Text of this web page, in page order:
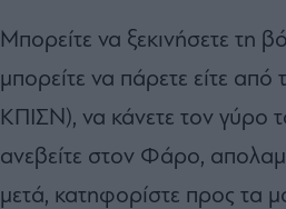
Μπορείτε να ξεκινήσετε τη
μπορείτε να πάρετε είτε από
ΚΠΙΣΝ), να κάνετε τον γύρο
ανεβείτε στον Φάρο,
μετά, κατηφορίστε προς τα